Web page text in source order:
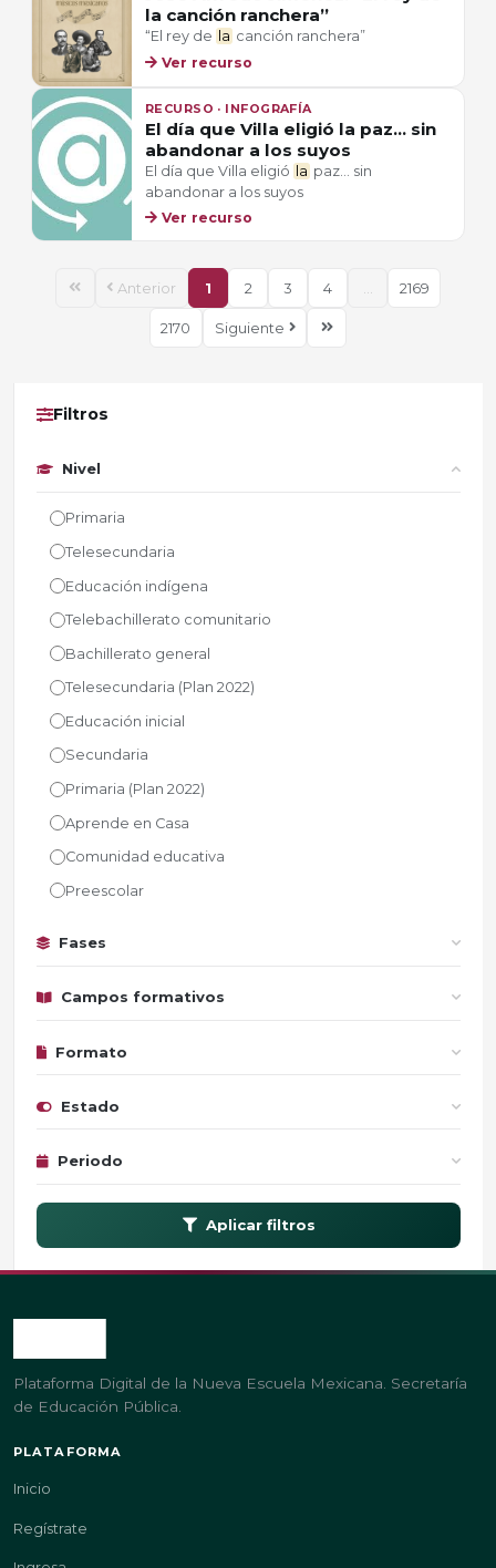
la canción ranchera”
“El rey de la canción ranchera”
Ver recurso
RECURSO · INFOGRAFÍA
El día que Villa eligió la paz... sin
abandonar a los suyos
El día que Villa eligió la paz... sin
abandonar a los suyos
Ver recurso
Anterior 1 2 3 4 2169
2170 Siguiente
Filtros
Nivel
Primaria
Telesecundaria
Educación indígena
Telebachillerato comunitario
Bachillerato general
Telesecundaria (Plan 2022)
Educación inicial
Secundaria
Primaria (Plan 2022)
Aprende en Casa
Comunidad educativa
Preescolar
Fases
Campos formativos
Formato
Estado
Periodo
Aplicar filtros
Plataforma Digital de la Nueva Escuela Mexicana. Secretaría
de Educación Pública.
PLATAFORMA
Inicio
Regístrate